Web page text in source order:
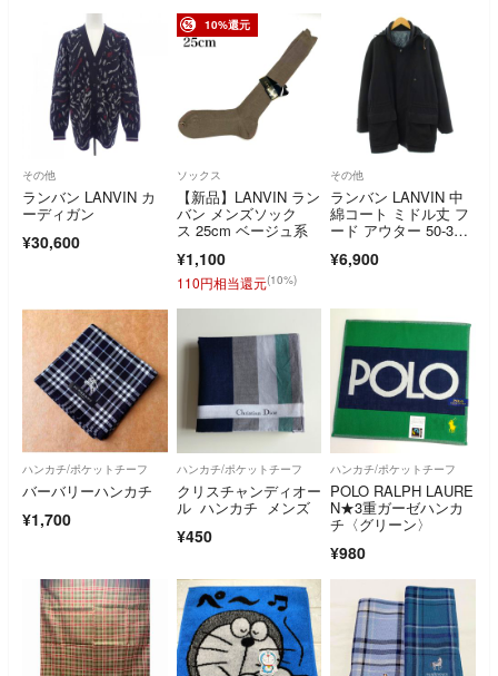
その他
ランバン LANVIN カ
ーディガン
¥30,600
10%還元
ソックス
【新品】LANVIN ラン
バン メンズソック
ス 25cm ベージュ系
¥1,100
110円相当還元(10%)
その他
ランバン LANVIN 中
綿コート ミドル丈 フ
ード アウター 50-3
¥6,900
ハンカチ/ポケットチーフ
バーバリーハンカチ
¥1,700
ハンカチ/ポケットチーフ
クリスチャンディオー
ル ハンカチ メンズ
¥450
ハンカチ/ポケットチーフ
POLO RALPH LAURE
N★3重ガーゼハンカ
チ〈グリーン〉
¥980